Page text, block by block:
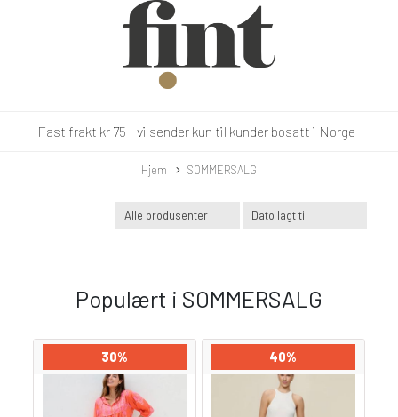
Fast frakt kr 75 - vi sender kun til kunder bosatt i Norge
Hjem SOMMERSALG
Populært i SOMMERSALG
30% 40%